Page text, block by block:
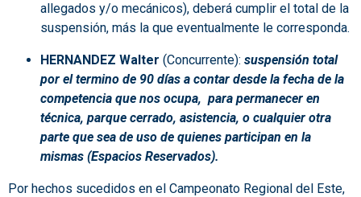
allegados y/o mecánicos), deberá cumplir el total de la
suspensión, más la que eventualmente le corresponda.
HERNANDEZ Walter (Concurrente): suspensión total
por el termino de 90 días a contar desde la fecha de la
competencia que nos ocupa, para permanecer en
técnica, parque cerrado, asistencia, o cualquier otra
parte que sea de uso de quienes participan en la
mismas (Espacios Reservados).
Por hechos sucedidos en el Campeonato Regional del Este,